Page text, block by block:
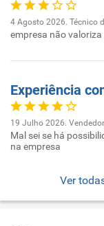
4 Agosto 2026. Técnico
empresa não
Experiência
19 Julho 2026.
Mal sei se há
na empresa
Ver